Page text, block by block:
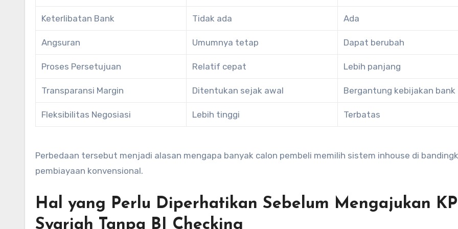
Keterlibatan Bank Tidak ada Ada
Angsuran Umumnya tetap Dapat berubah
Proses Persetujuan Relatif cepat Lebih panjang
Transparansi Margin Ditentukan sejak awal Bergantung kebijakan bank
Fleksibilitas Negosiasi Lebih tinggi Terbatas
Perbedaan tersebut menjadi alasan mengapa banyak calon pembeli memilih sistem inhouse di
pembiayaan konvensional.
Hal yang Perlu Diperhatikan Sebelum Mengajukan
Syariah Tanpa BI Checking